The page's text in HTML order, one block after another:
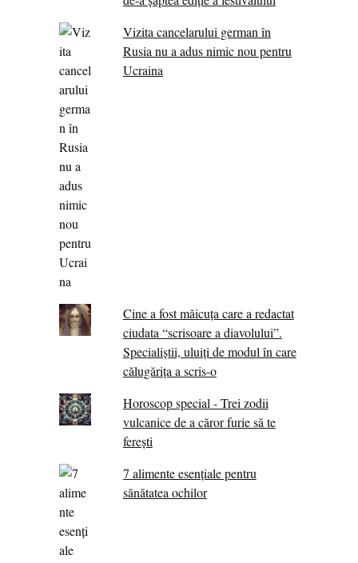
Vizita cancelarului german în
Rusia nu a adus nimic nou pentru
Ucraina
Cine a fost măicuţa care a redactat
ciudata “scrisoare a diavolului”.
Specialiştii, uluiţi de modul în care
călugărița a scris-o
Horoscop special - Trei zodii
vulcanice de a căror furie să te
ferești
7 alimente esenţiale pentru
sănătatea ochilor